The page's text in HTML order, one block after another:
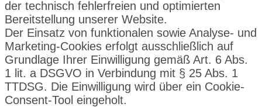
der technisch fehlerfreien und optimierten
Bereitstellung unserer Website.
Der Einsatz von funktionalen sowie Analyse- und
Marketing-Cookies erfolgt ausschließlich auf
Grundlage Ihrer Einwilligung gemäß Art. 6 Abs.
1 lit. a DSGVO in Verbindung mit § 25 Abs. 1
TTDSG. Die Einwilligung wird über ein Cookie-
Consent-Tool eingeholt.